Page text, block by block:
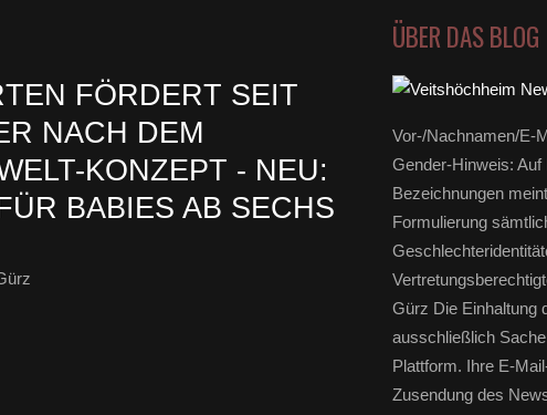
FÖRDERT SEIT
NACH DEM
KONZEPT - NEU:
BABIES AB SECHS
ÜBER DAS BLOG
Vor-/Nachnamen/E-
Gender-Hinweis:
Bezeichnungen
Formulierung
Gürz Die Einhaltung
ausschließlich
Plattform. Ihre E-
Zusendung des